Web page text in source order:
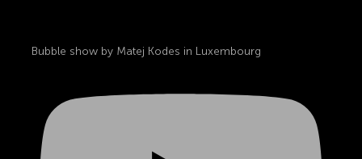
Bubble show by Matej Kodes in Luxembourg